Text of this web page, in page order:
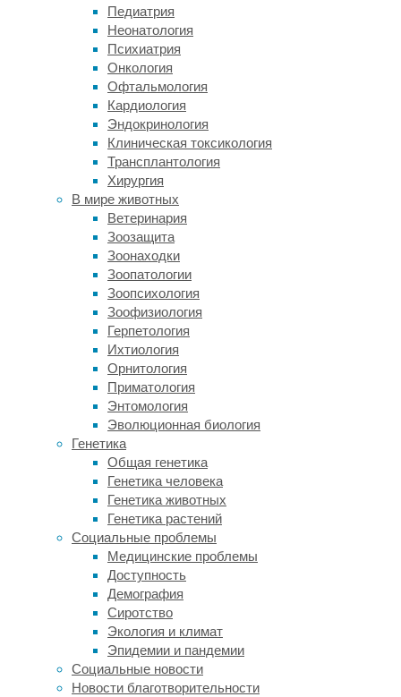
Педиатрия
Неонатология
Психиатрия
Онкология
Офтальмология
Кардиология
Эндокринология
Клиническая токсикология
Трансплантология
Хирургия
В мире животных
Ветеринария
Зоозащита
Зоонаходки
Зоопатологии
Зоопсихология
Зоофизиология
Герпетология
Ихтиология
Орнитология
Приматология
Энтомология
Эволюционная биология
Генетика
Общая генетика
Генетика человека
Генетика животных
Генетика растений
Социальные проблемы
Медицинские проблемы
Доступность
Демография
Сиротство
Экология и климат
Эпидемии и пандемии
Социальные новости
Новости благотворительности
этому
вопросу,
представлены
на
ежегодной
встрече
Европейской
ассоциации
по
изучению
диабета
(EASD)
Стокгольме.
Работа
включала
себя
систематический
обзор
метаанализ.
В
целом
ученые
рассмотрели
19
исследований
участием
1,076.311
испытуемых
из
восьми
стран.
Они